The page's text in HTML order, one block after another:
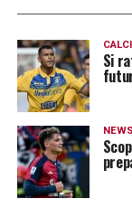
Si
NEWS